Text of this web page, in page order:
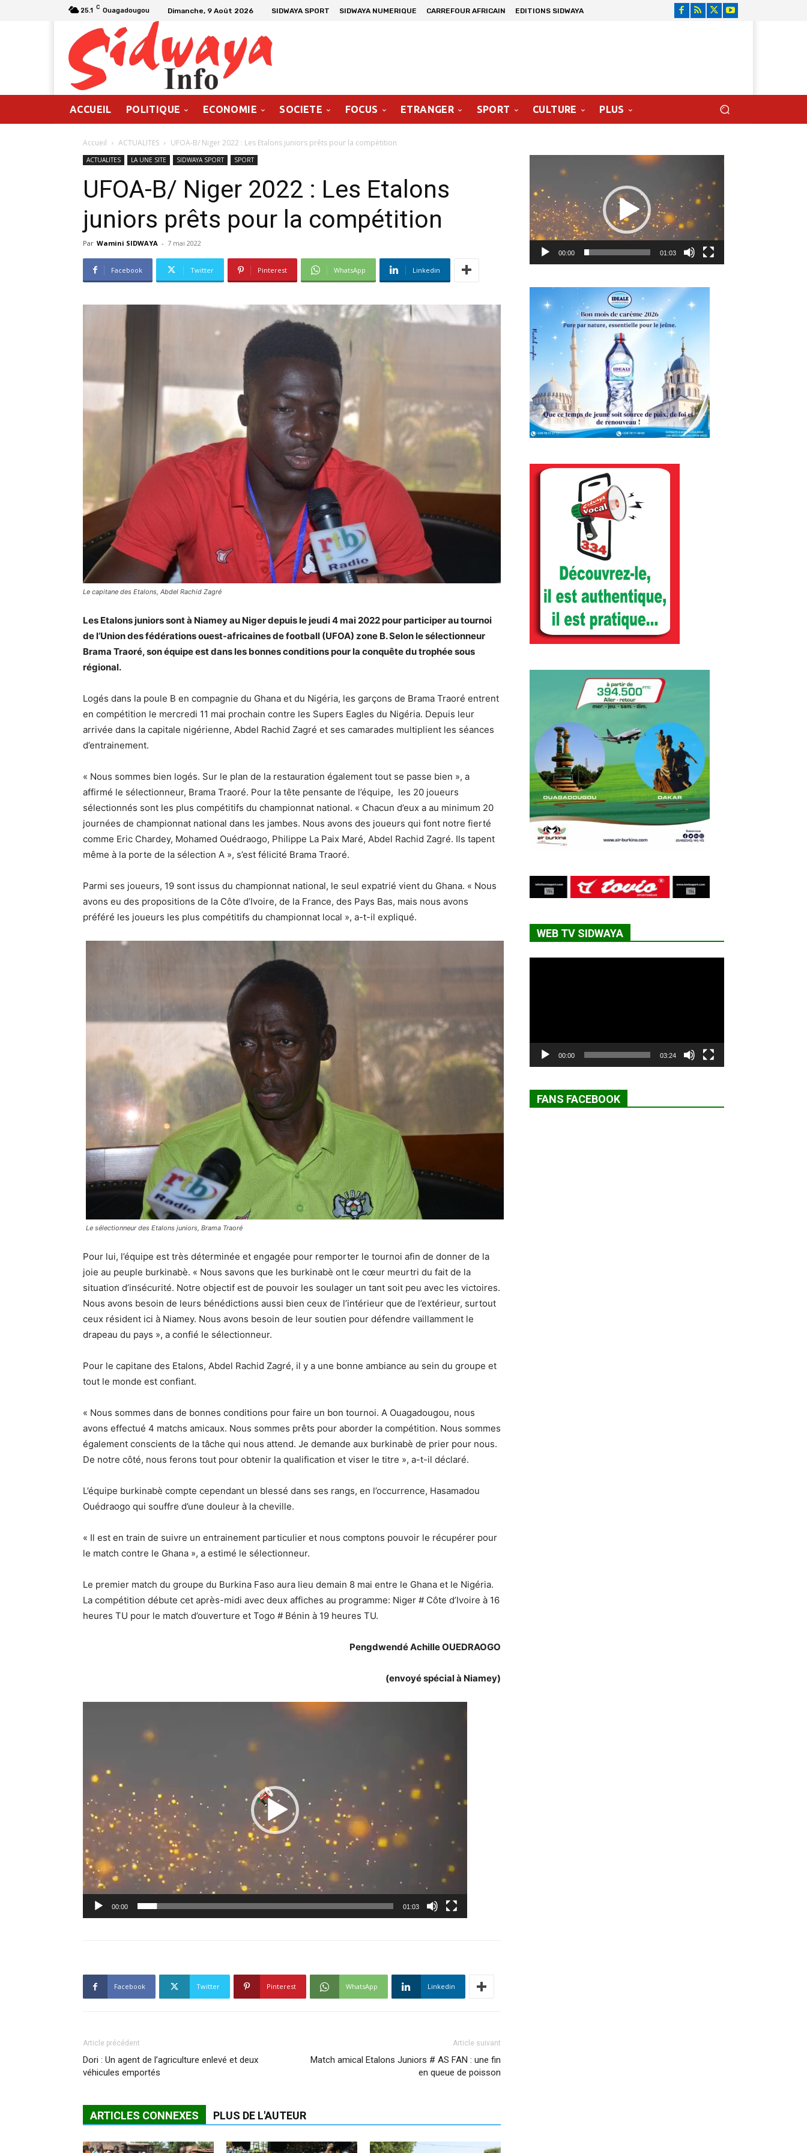
25.1 C Ouagadougou Dimanche, 9 Août 2026 SIDWAYA SPORT SIDWAYA NUMERIQUE CARREFOUR AFRICAIN EDITIONS SIDWAYA
ACCUEIL POLITIQUE ECONOMIE SOCIETE FOCUS ETRANGER SPORT CULTURE PLUS
Accueil ACTUALITES UFOA-B/ Niger 2022 : Les Etalons juniors prêts pour la compétition
ACTUALITES LA UNE SITE SIDWAYA SPORT SPORT
UFOA-B/ Niger 2022 : Les Etalons
juniors prêts pour la compétition
Par Wamini SIDWAYA - 7 mai 2022
Facebook Twitter Pinterest WhatsApp Linkedin
Le capitane des Etalons, Abdel Rachid Zagré
Les Etalons juniors sont à Niamey au Niger depuis le jeudi 4 mai 2022 pour participer au tournoi
de l’Union des fédérations ouest-africaines de football (UFOA) zone B. Selon le sélectionneur
Brama Traoré, son équipe est dans les bonnes conditions pour la conquête du trophée sous
régional.
Logés dans la poule B en compagnie du Ghana et du Nigéria, les garçons de Brama Traoré entrent
en compétition le mercredi 11 mai prochain contre les Supers Eagles du Nigéria. Depuis leur
arrivée dans la capitale nigérienne, Abdel Rachid Zagré et ses camarades multiplient les séances
d’entrainement.
« Nous sommes bien logés. Sur le plan de la restauration également tout se passe bien », a
affirmé le sélectionneur, Brama Traoré. Pour la tête pensante de l’équipe, les 20 joueurs
sélectionnés sont les plus compétitifs du championnat national. « Chacun d’eux a au minimum 20
journées de championnat national dans les jambes. Nous avons des joueurs qui font notre fierté
comme Eric Chardey, Mohamed Ouédraogo, Philippe La Paix Maré, Abdel Rachid Zagré. Ils tapent
même à la porte de la sélection A », s’est félicité Brama Traoré.
Parmi ses joueurs, 19 sont issus du championnat national, le seul expatrié vient du Ghana. « Nous
avons eu des propositions de la Côte d’Ivoire, de la France, des Pays Bas, mais nous avons
préféré les joueurs les plus compétitifs du championnat local », a-t-il expliqué.
Le sélectionneur des Etalons juniors, Brama Traoré
Pour lui, l’équipe est très déterminée et engagée pour remporter le tournoi afin de donner de la
joie au peuple burkinabè. « Nous savons que les burkinabè ont le cœur meurtri du fait de la
situation d’insécurité. Notre objectif est de pouvoir les soulager un tant soit peu avec les victoires.
Nous avons besoin de leurs bénédictions aussi bien ceux de l’intérieur que de l’extérieur, surtout
ceux résident ici à Niamey. Nous avons besoin de leur soutien pour défendre vaillamment le
drapeau du pays », a confié le sélectionneur.
Pour le capitane des Etalons, Abdel Rachid Zagré, il y a une bonne ambiance au sein du groupe et
tout le monde est confiant.
« Nous sommes dans de bonnes conditions pour faire un bon tournoi. A Ouagadougou, nous
avons effectué 4 matchs amicaux. Nous sommes prêts pour aborder la compétition. Nous sommes
également conscients de la tâche qui nous attend. Je demande aux burkinabè de prier pour nous.
De notre côté, nous ferons tout pour obtenir la qualification et viser le titre », a-t-il déclaré.
L’équipe burkinabè compte cependant un blessé dans ses rangs, en l’occurrence, Hasamadou
Ouédraogo qui souffre d’une douleur à la cheville.
« Il est en train de suivre un entrainement particulier et nous comptons pouvoir le récupérer pour
le match contre le Ghana », a estimé le sélectionneur.
Le premier match du groupe du Burkina Faso aura lieu demain 8 mai entre le Ghana et le Nigéria.
La compétition débute cet après-midi avec deux affiches au programme: Niger # Côte d’Ivoire à 16
heures TU pour le match d’ouverture et Togo # Bénin à 19 heures TU.
Pengdwendé Achille OUEDRAOGO
(envoyé spécial à Niamey)
Lecteur
00:00 01:03
Facebook Twitter Pinterest WhatsApp Linkedin
Article précédent
Dori : Un agent de l’agriculture enlevé et deux
véhicules emportés
Article suivant
Match amical Etalons Juniors # AS FAN : une fin
en queue de poisson
ARTICLES CONNEXES PLUS DE L'AUTEUR
00:00 01:03
WEB TV SIDWAYA
00:00 03:24
FANS FACEBOOK